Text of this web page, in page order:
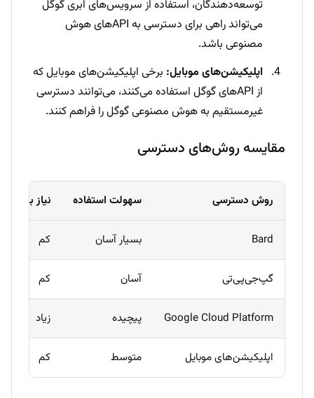
توسعه‌دهندگان، استفاده از سرویس‌های ابری گوگل
می‌تواند راهی برای دسترسی به API‌های هوش
مصنوعی باشد.
اپلیکیشن‌های موبایل: برخی اپلیکیشن‌های موبایل که
از API‌های گوگل استفاده می‌کنند، می‌توانند دسترسی
غیرمستقیم به هوش مصنوعی گوگل را فراهم کنند.
مقایسه روش‌های دسترسی
روش دسترسی سهولت استفاده نیاز به
Bard بسیار آسان کم
گپ‌جی‌پی‌تی آسان کم
Google Cloud Platform پیچیده زیاد
اپلیکیشن‌های موبایل متوسط کم